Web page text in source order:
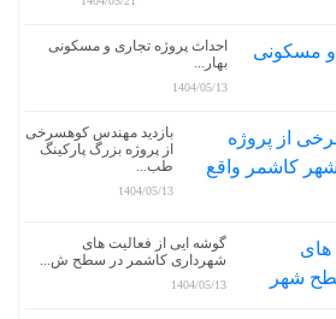
احداث پروژه تجاری و مسکونی
بهار...
1404/05/13
بازدید مهندس کوهسرخی
از پروژه بزرگ پارکینگ
طب...
1404/05/13
گوشه ایی از فعالیت های
شهرداری کاشمر در سطح ش...
1404/05/13